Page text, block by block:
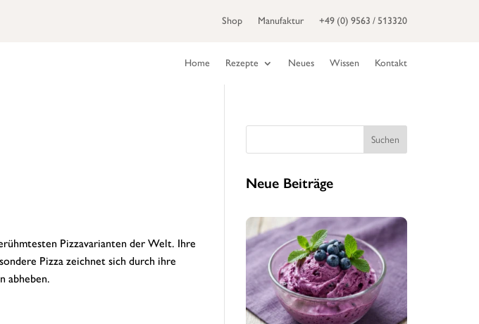
Shop Manufaktur +49 (0) 9563 / 513320
Home Rezepte Neues Wissen Kontakt
Pizzavarianten der Welt. Ihre
Pizza zeichnet sich durch ihre
abheben.
Suchen
Neue Beiträge